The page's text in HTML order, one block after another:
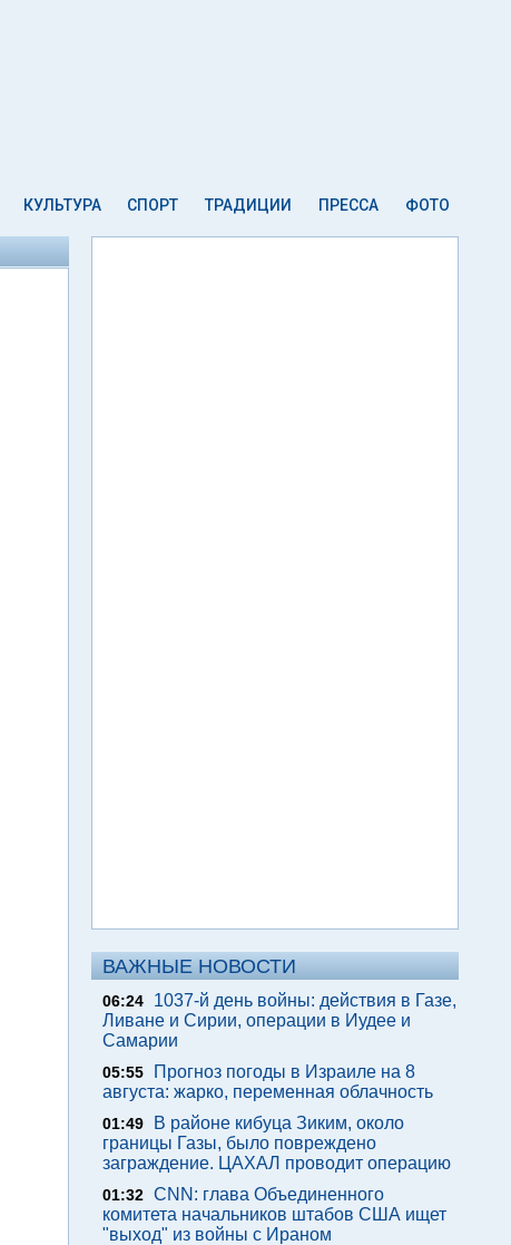
КУЛЬТУРА СПОРТ ТРАДИЦИИ ПРЕССА ФОТО
ВАЖНЫЕ НОВОСТИ
06:24
1037-й день войны: действия в Газе,
Ливане и Сирии, операции в Иудее и
Самарии
05:55
Прогноз погоды в Израиле на 8
августа: жарко, переменная облачность
01:49
В районе кибуца Зиким, около
границы Газы, было повреждено
заграждение. ЦАХАЛ проводит операцию
01:32 CNN: глава Объединенного
комитета начальников штабов США ищет
"выход" из войны с Ираном